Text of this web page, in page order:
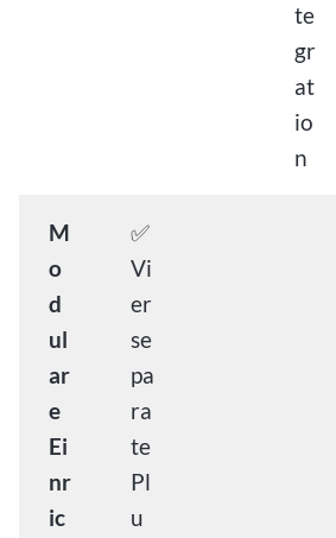
te
gr
at
io
n
M
o
d
ul
ar
e
Ei
nr
ic
✅
Vi
er
se
pa
ra
te
Pl
u